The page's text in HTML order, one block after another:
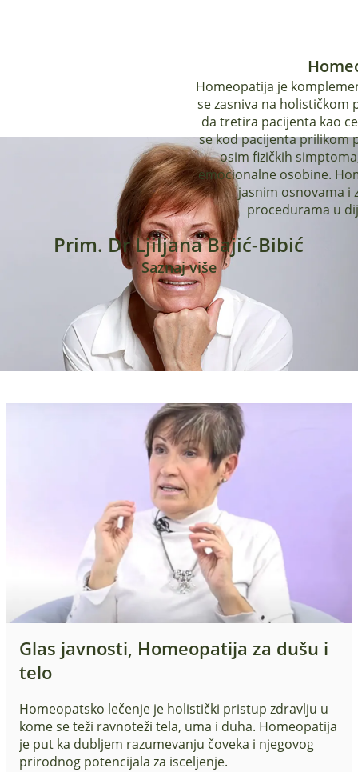
Homeopatija je komplementarna grana
se zasniva na holističkom
da tretira pacijenta kao
se kod pacijenta prilikom pregleda i određivanja leka,
osim fizičkih simptoma, uvažavaju i
emocionalne osobine. Homeopatija je postavljena na
jasnim osnovama i zakonski definisanim
procedurama u
Prim. Dr Ljiljana Bajić-Bibić
Saznaj više
Glas javnosti, Homeopatija za dušu i
telo
Homeopatsko lečenje je holistički pristup zdravlju u
kome se teži ravnoteži tela, uma i duha. Homeopatija
je put ka dubljem razumevanju čoveka i njegovog
prirodnog potencijala za isceljenje.